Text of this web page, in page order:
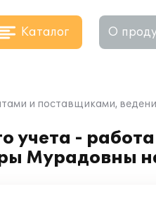
Каталог О
и поставщиками,
учета -
Мурадовны